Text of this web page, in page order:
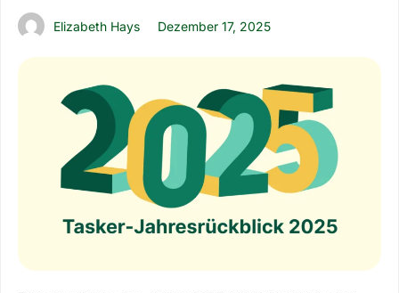
Elizabeth Hays Dezember 17, 2025